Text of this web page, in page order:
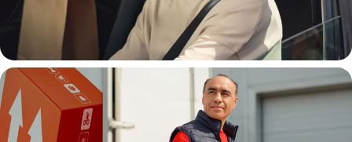
Автокурьер